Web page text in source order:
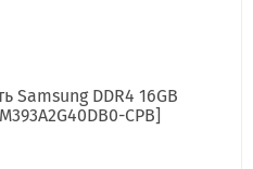
Samsung DDR4 16GB
CPB]